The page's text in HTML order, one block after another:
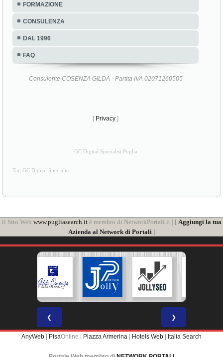
FORMAZIONE
CONSULENZA
DAL 1996
FAQ
Consulente COSENZA GILDA - Partita IVA 02071260505
[ Privacy ]
GC Digital Specialist Puglia
Tag GC Digital Specialist
il Sito Web www.pugliasearch.itè membro di NetworkPortali.it | [ Aggiungi la tua
Azienda al Network di Portali ]
❮ ❯
AnyWeb | PisaOnline | Piazza Armerina | Hotels Web | Italia Search